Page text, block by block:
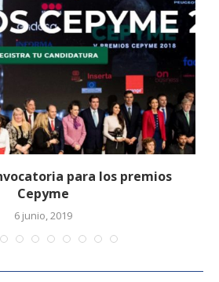
para los premios
Cepyme
6 junio, 2019